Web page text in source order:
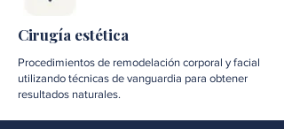
Cirugía estética
Procedimientos de remodelación corporal y facial
utilizando técnicas de vanguardia para obtener
resultados naturales.